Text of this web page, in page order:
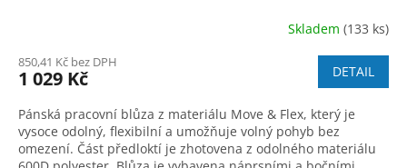
Skladem (133 ks)
850,41 Kč bez DPH
1 029 Kč DETAIL
Pánská pracovní blůza z materiálu Move & Flex, který je
vysoce odolný, flexibilní a umožňuje volný pohyb bez
omezení. Část předloktí je zhotovena z odolného materiálu